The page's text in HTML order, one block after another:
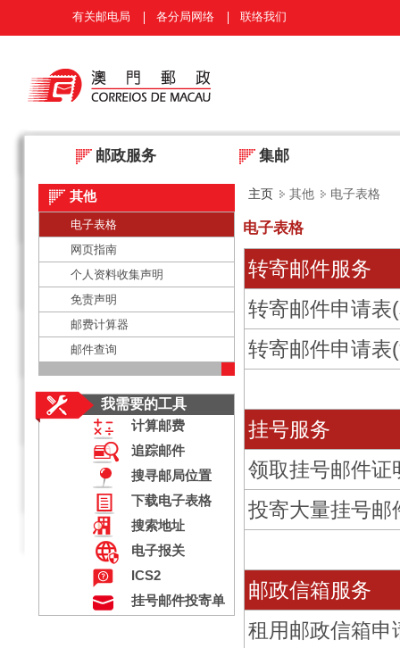
有关邮电局 各分局网络 联络我们
邮政服务 集邮
其他
电子表格
网页指南
个人资料收集声明
免责声明
邮费计算器
邮件查询
我需要的工具
计算邮费
追踪邮件
搜寻邮局位置
下载电子表格
搜索地址
电子报关
ICS2
挂号邮件投寄单
主页 其他 电子表格
电子表格
转寄邮件服务
转寄邮件申请表
转寄邮件申请表
挂号服务
领取挂号邮件证
投寄大量挂号邮
邮政信箱服务
租用邮政信箱申